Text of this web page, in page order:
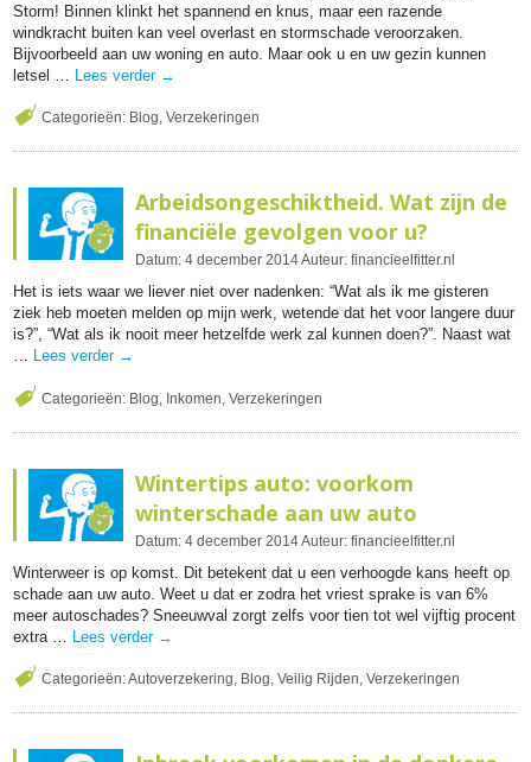
Storm! Binnen klinkt het spannend en knus, maar een razende
windkracht buiten kan veel overlast en stormschade veroorzaken.
Bijvoorbeeld aan uw woning en auto. Maar ook u en uw gezin kunnen
letsel … Lees verder →
Categorieën: Blog ,Verzekeringen
Arbeidsongeschiktheid. Wat zijn de
financiële gevolgen voor u?
Datum: 4 december 2014Auteur: financieelfitter.nl
Het is iets waar we liever niet over nadenken: “Wat als ik me gisteren
ziek heb moeten melden op mijn werk, wetende dat het voor langere duur
is?”, “Wat als ik nooit meer hetzelfde werk zal kunnen doen?”. Naast wat
… Lees verder →
Categorieën: Blog Inkomen ,Verzekeringen
Wintertips auto: voorkom
winterschade aan uw auto
Datum: 4 december 2014Auteur: financieelfitter.nl
Winterweer is op komst. Dit betekent dat u een verhoogde kans heeft op
schade aan uw auto. Weet u dat er zodra het vriest sprake is van 6%
meer autoschades? Sneeuwval zorgt zelfs voor tien tot wel vijftig procent
extra … Lees verder →
Categorieën:Autoverzekering, Blog,Veilig Rijden,Verzekeringen